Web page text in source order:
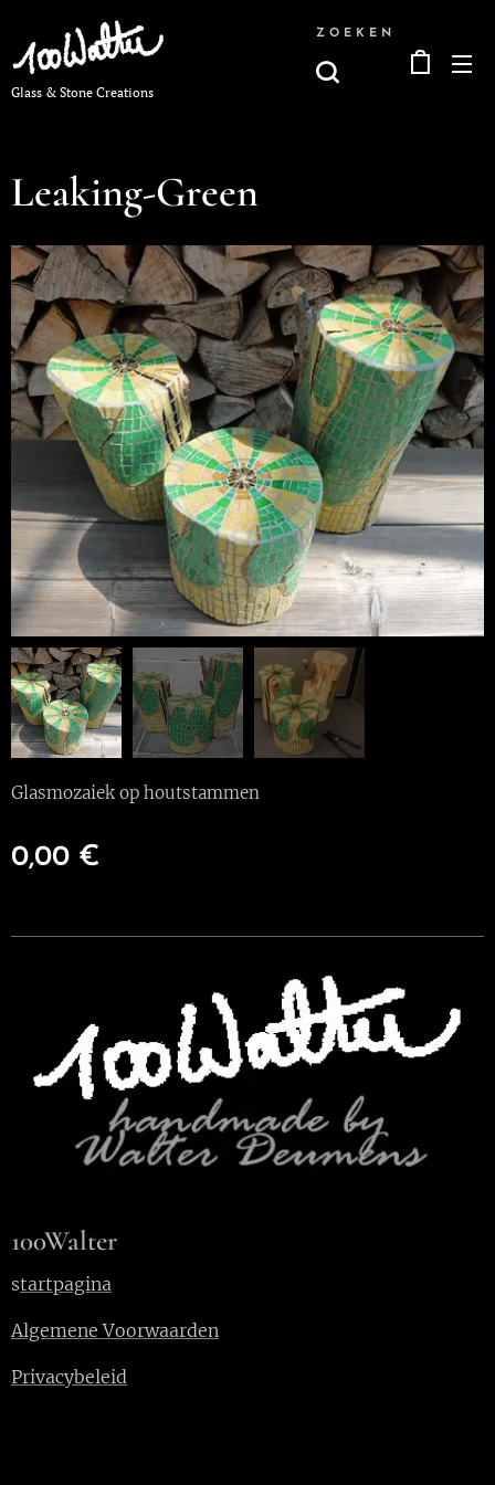
Glass & Stone Creations
ZOEKEN
Leaking-Green
Glasmozaiek op houtstammen
0,00 €
100Walter
startpagina
Algemene Voorwaarden
Privacybeleid